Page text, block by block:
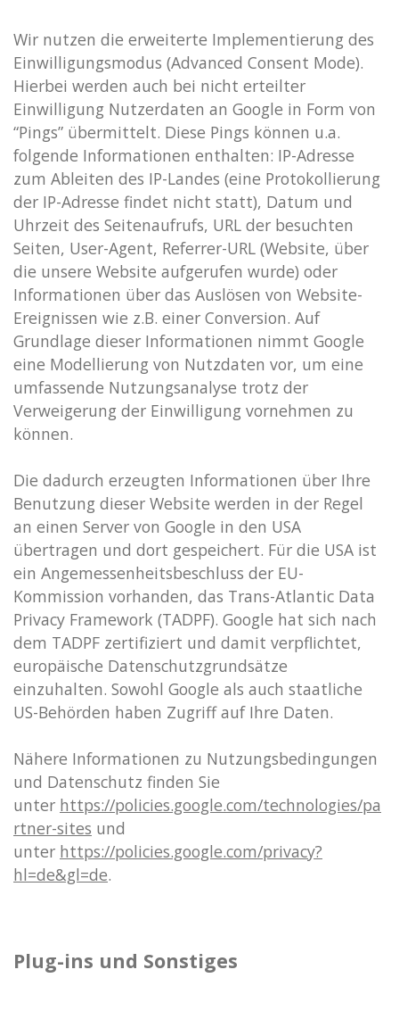
Wir nutzen die erweiterte Implementierung des
Einwilligungsmodus (Advanced Consent Mode).
Hierbei werden auch bei nicht erteilter
Einwilligung Nutzerdaten an Google in Form von
“Pings” übermittelt. Diese Pings können u.a.
folgende Informationen enthalten: IP-Adresse
zum Ableiten des IP-Landes (eine Protokollierung
der IP-Adresse findet nicht statt), Datum und
Uhrzeit des Seitenaufrufs, URL der besuchten
Seiten, User-Agent, Referrer-URL (Website, über
die unsere Website aufgerufen wurde) oder
Informationen über das Auslösen von Website-
Ereignissen wie z.B. einer Conversion. Auf
Grundlage dieser Informationen nimmt Google
eine Modellierung von Nutzdaten vor, um eine
umfassende Nutzungsanalyse trotz der
Verweigerung der Einwilligung vornehmen zu
können.
Die dadurch erzeugten Informationen über Ihre
Benutzung dieser Website werden in der Regel
an einen Server von Google in den USA
übertragen und dort gespeichert. Für die USA ist
ein Angemessenheitsbeschluss der EU-
Kommission vorhanden, das Trans-Atlantic Data
Privacy Framework (TADPF). Google hat sich nach
dem TADPF zertifiziert und damit verpflichtet,
europäische Datenschutzgrundsätze
einzuhalten. Sowohl Google als auch staatliche
US-Behörden haben Zugriff auf Ihre Daten.
Nähere Informationen zu Nutzungsbedingungen
und Datenschutz finden Sie
unter https://policies.google.com/technologies/pa
rtner-sites und
unter https://policies.google.com/privacy?
hl=de&gl=de.
Plug-ins und Sonstiges